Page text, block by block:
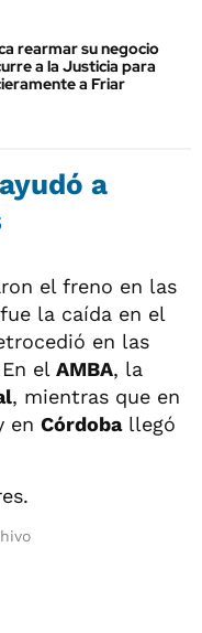
rearmar su negocio
a la Justicia para
a Friar
a
el freno en las
la caída en el
en las
el AMBA, la
, mientras que en
en Córdoballegó